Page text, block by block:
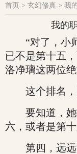
首页 > 玄幻修真 > 我
我的
“对了，小师
已不是第十五
洛净璃这两位
这个排名，
要知道，她
六，或者是第十
第四，远远